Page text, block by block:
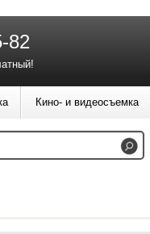
82
Кино- и видеосъемка